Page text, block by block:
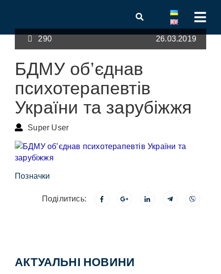
290 26.03.2019
БДМУ об’єднав
психотерапевтів
України та зарубіжжя
Super User
Позначки
Поділитись:
АКТУАЛЬНІ НОВИНИ